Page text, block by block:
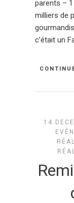
parents –
milliers de
c’était un
14